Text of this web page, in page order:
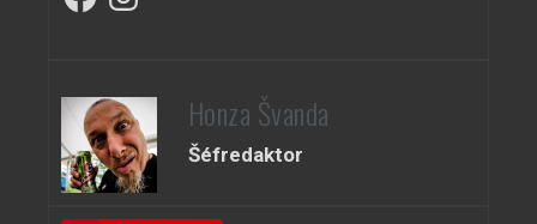
Honza Švanda
Šéfredaktor